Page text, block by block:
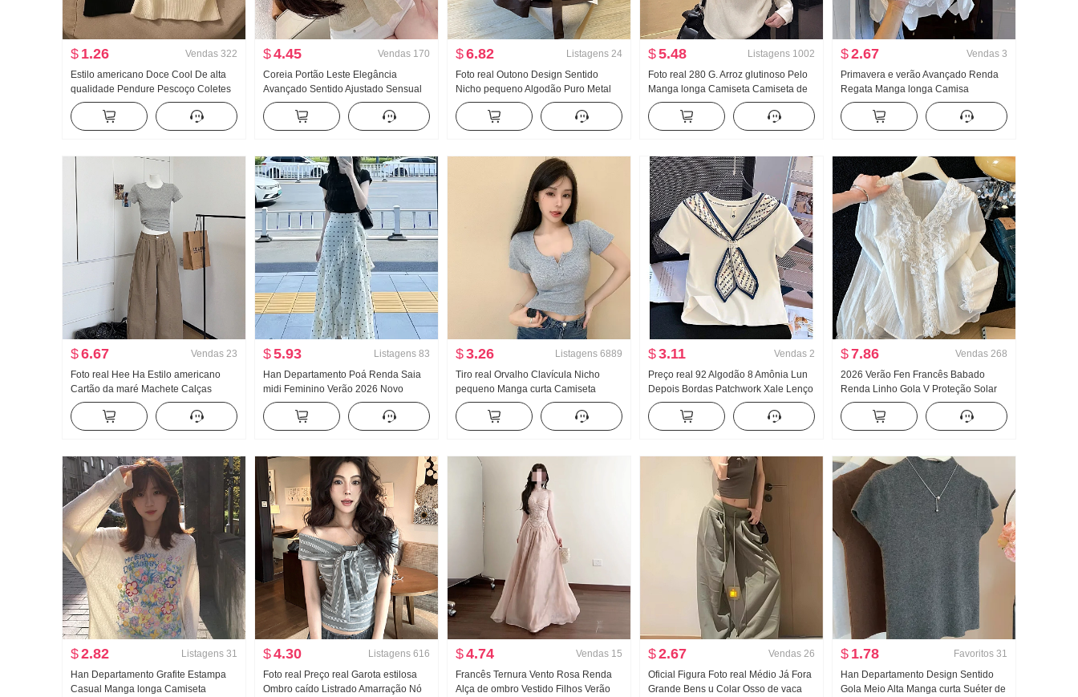
$ 1.26 Vendas 322
Estilo americano Doce Cool De alta
qualidade Pendure Pescoço Coletes
feminino Verão Uso externo Dentro
Pegue Camiseta de base Garota
estilosa Malha Tomara que caia Top
$4.45 Vendas 170
Coreia Portão Leste Elegância
Avançado Sentido Ajustado Sensual
Puro Desejo Vento Mulher Fita
flutuante Manga curta Malha
Camiseta Top
$6.82 Listagens 24
Foto real Outono Design Sentido
Nicho pequeno Algodão Puro Metal
Decoração Cintura ajustada Efeito
emagrecedor Solto Manga longa
Camisa Top feminino
$5.48 Listagens 1002
Foto real 280 G. Arroz glutinoso Pelo
Manga longa Camiseta Camiseta de
base Feminino Modelo fino Estilo
Primavera e outono Cor sólida Novo
Solto Com capuz Top
$2.67 Vendas 3
Primavera e verão Avançado Renda
Regata Manga longa Camisa
feminino Solto Conjunto de duas
peças Doce Fresco
$6.67 Vendas 23
Foto real Hee Ha Estilo americano
Cartão da maré Machete Calças
jeans Solto Largura Pernas Casual
Calças
$5.93 Listagens 83
Han Departamento Poá Renda Saia
midi Feminino Verão 2026 Novo
Cintura alta Ajustado A palavra Para
pessoas baixas Design Sentido
Guarda-chuva Saia
$3.26 Listagens 6889
Tiro real Orvalho Clavícula Nicho
pequeno Manga curta Camiseta
Feminino Verão Garota estilosa
Apertado Novo Botão Design Sentido
Modelo Curto Top
$3.11 Vendas 2
Preço real 92 Algodão 8 Amônia Lun
Depois Bordas Patchwork Xale Lenço
de seda Ajustado Gola V Manga curta
Camiseta Feminino
$7.86 Vendas 268
2026 Verão Fen Francês Babado
Renda Linho Gola V Proteção Solar
Camisa Manga longa feminina Solto
Design Sentido Para cima
$2.82 Listagens 31
Han Departamento Grafite Estampa
Casual Manga longa Camiseta
$4.30 Listagens 616
Foto real Preço real Garota estilosa
Ombro caído Listrado Amarração Nó
$4.74 Vendas 15
Francês Ternura Vento Rosa Renda
Alça de ombro Vestido Filhos Verão
$2.67 Vendas 26
Oficial Figura Foto real Médio Já Fora
Grande Bens u Colar Osso de vaca
$ 1.78 Favoritos 31
Han Departamento Design Sentido
Gola Meio Alta Manga curta Suéter de